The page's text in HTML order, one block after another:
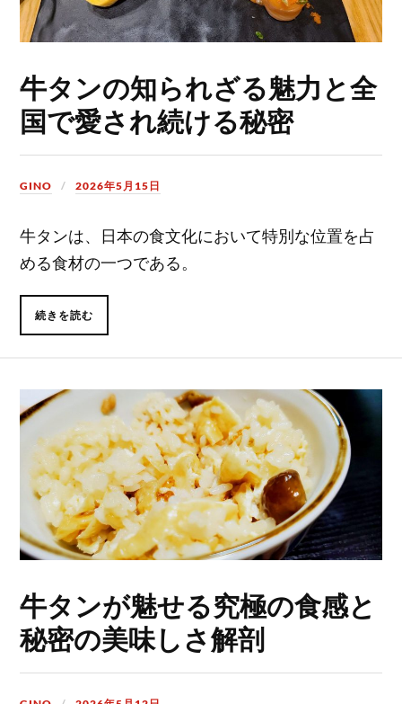
牛タンの知られざる魅力と全
国で愛され続ける秘密
GINO 2026年5月15日
牛タンは、日本の食文化において特別な位置を占
める食材の一つである。
続きを読む
牛タンが魅せる究極の食感と
秘密の美味しさ解剖